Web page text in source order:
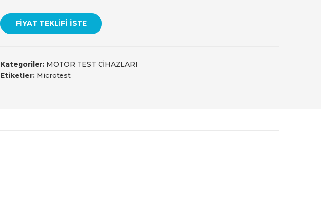
FIYAT TEKLIFI İSTE
Kategoriler: MOTOR TEST CİHAZLARI
Etiketler: Microtest